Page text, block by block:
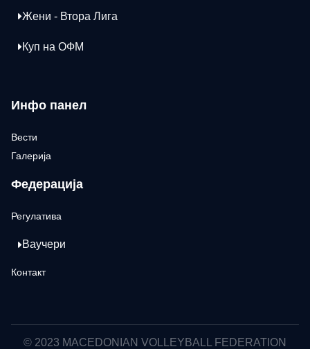
Жени - Втора Лига
Куп на ОФМ
Инфо панел
Вести
Галерија
Федерација
Регулатива
Ваучери
Контакт
© 2023 MACEDONIAN VOLLEYBALL FEDERATION